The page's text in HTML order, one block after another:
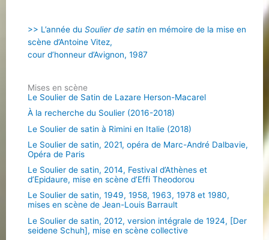
>> L’année du Soulier de satin en mémoire de la mise en
scène d’Antoine Vitez,
cour d’honneur d’Avignon, 1987
Mises en scène
Le Soulier de Satin de Lazare Herson-Macarel
À la recherche du Soulier (2016-2018)
Le Soulier de satin à Rimini en Italie (2018)
Le Soulier de satin, 2021, opéra de Marc-André Dalbavie,
Opéra de Paris
Le Soulier de satin, 2014, Festival d’Athènes et
d’Epidaure, mise en scène d’Effi Theodorou
Le Soulier de satin, 1949, 1958, 1963, 1978 et 1980,
mises en scène de Jean-Louis Barrault
Le Soulier de satin, 2012, version intégrale de 1924, [Der
seidene Schuh], mise en scène collective